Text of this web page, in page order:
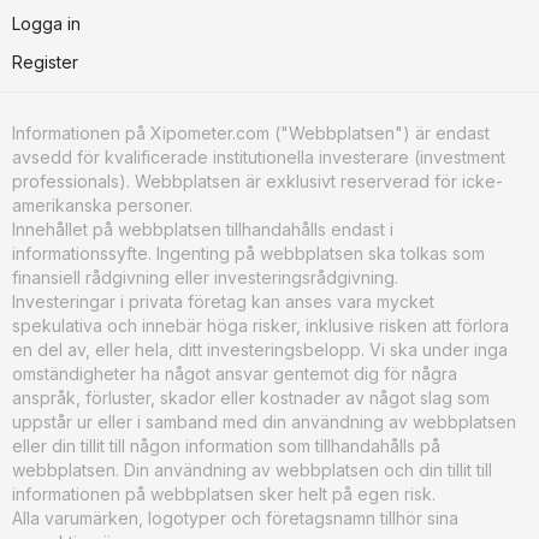
Logga in
Register
Informationen på Xipometer.com ("Webbplatsen") är endast
avsedd för kvalificerade institutionella investerare (investment
professionals). Webbplatsen är exklusivt reserverad för icke-
amerikanska personer.
Innehållet på webbplatsen tillhandahålls endast i
informationssyfte. Ingenting på webbplatsen ska tolkas som
finansiell rådgivning eller investeringsrådgivning.
Investeringar i privata företag kan anses vara mycket
spekulativa och innebär höga risker, inklusive risken att förlora
en del av, eller hela, ditt investeringsbelopp. Vi ska under inga
omständigheter ha något ansvar gentemot dig för några
anspråk, förluster, skador eller kostnader av något slag som
uppstår ur eller i samband med din användning av webbplatsen
eller din tillit till någon information som tillhandahålls på
webbplatsen. Din användning av webbplatsen och din tillit till
informationen på webbplatsen sker helt på egen risk.
Alla varumärken, logotyper och företagsnamn tillhör sina